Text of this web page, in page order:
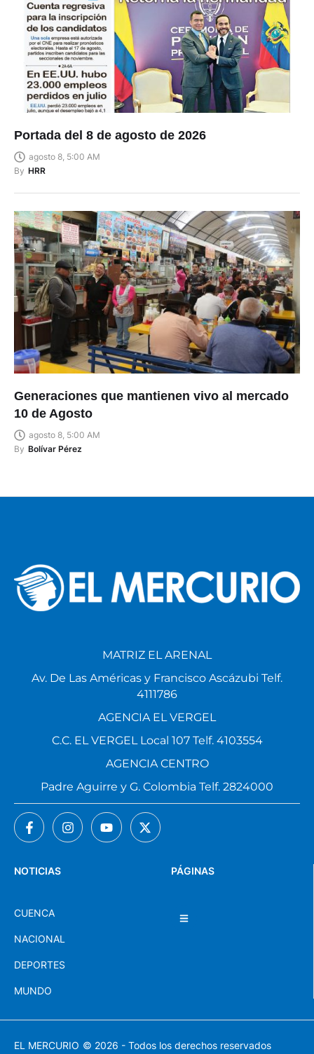
Portada del 8 de agosto de 2026
agosto 8, 5:00 AM
By HRR
Generaciones que mantienen vivo al mercado
10 de Agosto
agosto 8, 5:00 AM
By Bolívar Pérez
PÁGINAS
NOTICIAS
CUENCA
NACIONAL
DEPORTES
MUNDO
MATRIZ EL ARENAL
Av. De Las Américas y Francisco Ascázubi Telf.
4111786
AGENCIA EL VERGEL
C.C. EL VERGEL Local 107 Telf. 4103554
AGENCIA CENTRO
Padre Aguirre y G. Colombia Telf. 2824000
EL MERCURIO © 2026 - Todos los derechos reservados